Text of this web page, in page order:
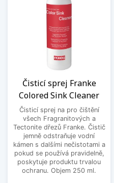
Čisticí sprej Franke
Colored Sink Cleaner
Čisticí sprej na pro čištění
všech Fragranitových a
Tectonite dřezů Franke. Čistič
jemně odstraňuje vodní
kámen s dalšími nečistotami a
pokud se používá pravidelně,
poskytuje produktu trvalou
ochranu. Objem 250 ml.